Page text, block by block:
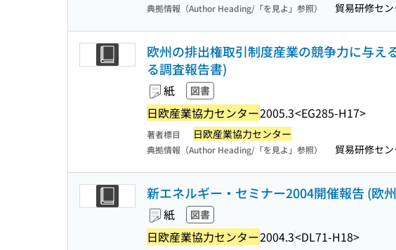
典拠情報（Author Heading/「を見よ」参照） 貿易研修セン
欧州の排出権取引制度産業の競争力に与え
る調査報告書)
紙 図書
日欧産業協力センター2005.3<EG285-H17>
著者標目 日欧産業協力センター
典拠情報（Author Heading/「を見よ」参照） 貿易研修セン
新エネルギー・セミナー2004開催報告 (欧
紙 図書
日欧産業協力センター2004.3<DL71-H18>